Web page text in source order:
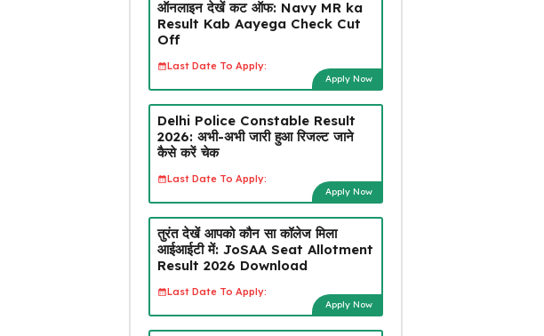
ऑनलाइन देखें कट ऑफ: Navy MR ka
Result Kab Aayega Check Cut
Off
Last Date To Apply:
Apply Now
Delhi Police Constable Result
2026: अभी-अभी जारी हुआ रिजल्ट जाने
कैसे करें चेक
Last Date To Apply:
Apply Now
तुरंत देखें आपको कौन सा कॉलेज मिला
आईआईटी में: JoSAA Seat Allotment
Result 2026 Download
Last Date To Apply:
Apply Now